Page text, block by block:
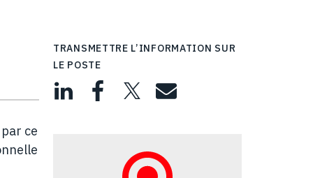
ce
TRANSMETTRE L’INFORMATION SUR
LE POSTE